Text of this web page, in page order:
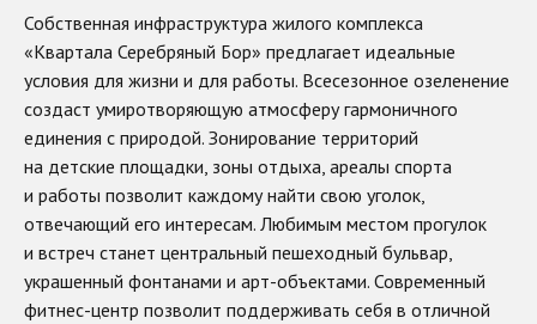
Собственная инфраструктура жилого комплекса
«Квартала Серебряный Бор» предлагает идеальные
условия для жизни и для работы. Всесезонное озеленение
создаст умиротворяющую атмосферу гармоничного
единения с природой. Зонирование территорий
на детские площадки, зоны отдыха, ареалы спорта
и работы позволит каждому найти свою уголок,
отвечающий его интересам. Любимым местом прогулок
и встреч станет центральный пешеходный бульвар,
украшенный фонтанами и арт-объектами. Современный
фитнес-центр позволит поддерживать себя в отличной